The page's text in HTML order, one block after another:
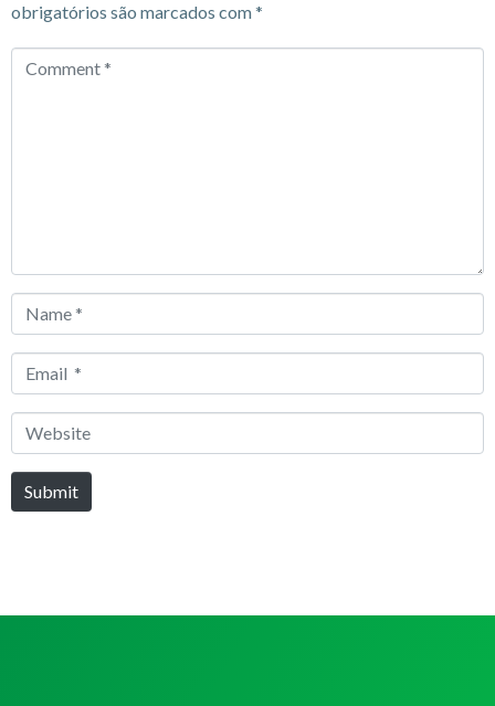
obrigatórios são marcados com*
Comment
Name
Email
Website
Submit